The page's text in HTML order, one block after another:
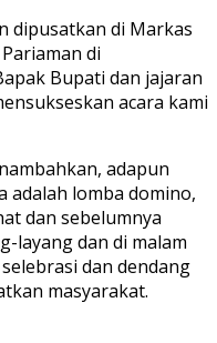
dipusatkan di Markas
di
Bupati dan jajaran
acara kami
adapun
adalah lomba domino,
dan sebelumnya
layang dan di malam
dan dendang
masyarakat.